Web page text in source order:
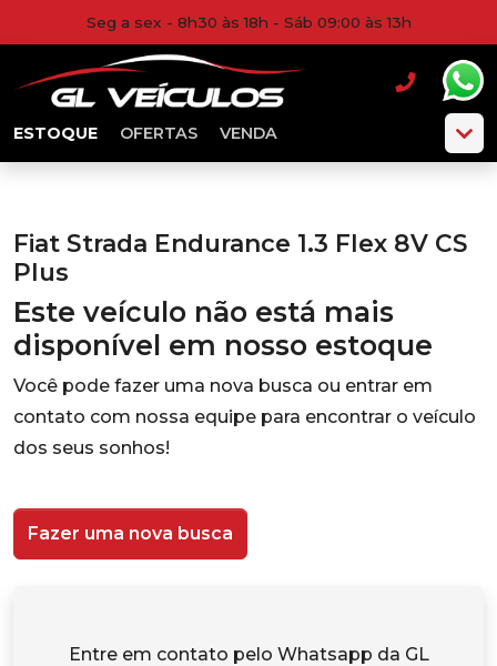
Seg a sex - 8h30 às 18h - Sáb 09:00 às 13h
ESTOQUE OFERTAS VENDA
Fiat Strada Endurance 1.3 Flex 8V CS
Plus
Este veículo não está mais
disponível em nosso estoque
Você pode fazer uma nova busca ou entrar em
contato com nossa equipe para encontrar o veículo
dos seus sonhos!
Fazer uma nova busca
Entre em contato pelo Whatsapp da GL